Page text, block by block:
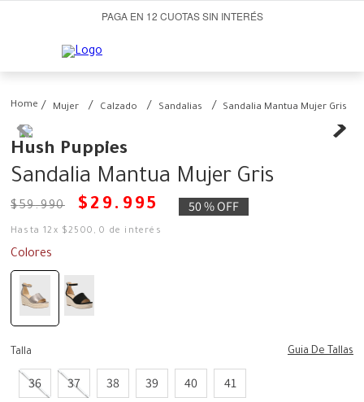
PAGA EN 12 CUOTAS SIN INTERÉS
Mujer Calzado Sandalias Sandalia Mantua Mujer Gris
Hush Puppies
Sandalia Mantua Mujer Gris
$59.990 $ 29 . 995 50 %OFF
Hasta12 x $2500 ,0 de interés
Colores
Talla Guia De Tallas
36 37 38 39 40 41